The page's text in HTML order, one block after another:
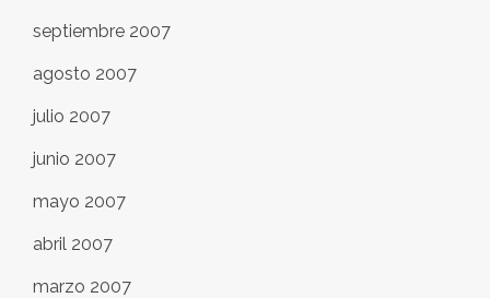
septiembre 2007
agosto 2007
julio 2007
junio 2007
mayo 2007
abril 2007
marzo 2007